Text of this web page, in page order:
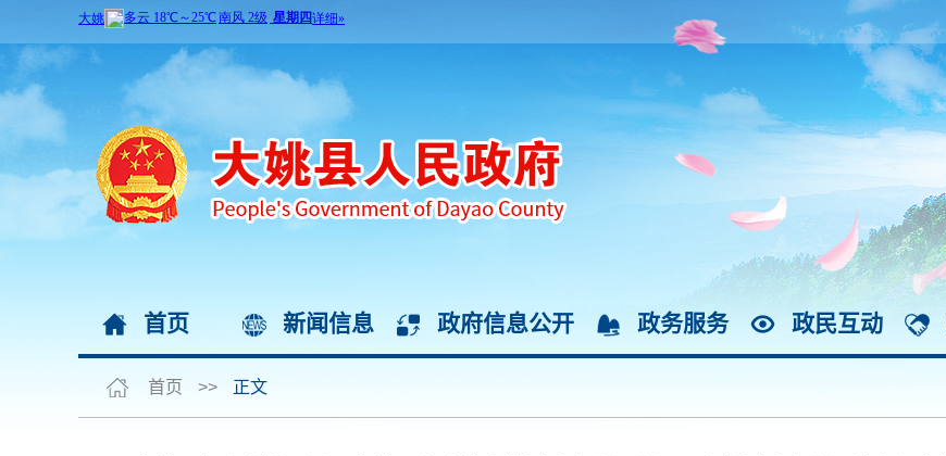
首页 新闻信息 政府信息公开 政务服务 政民互动
首页 >> 正文